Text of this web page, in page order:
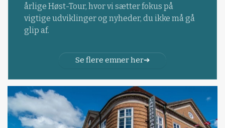
årlige Høst-Tour, hvor vi sætter fokus på
vigtige udviklinger og nyheder, du ikke må gå
glip af.
Se flere emner her